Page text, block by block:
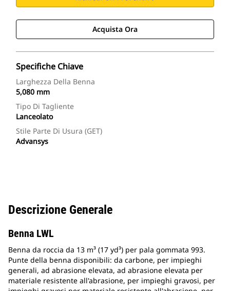
Acquista Ora
Specifiche Chiave
Larghezza Della Benna
5,080 mm
Tipo Di Tagliente
Lanceolato
Stile Parte Di Usura (GET)
Advansys
Descrizione Generale
Benna LWL
Benna da roccia da 13 m³ (17 yd³) per pala gommata 993.
Punte della benna disponibili: da carbone, per impieghi
generali, ad abrasione elevata, ad abrasione elevata per
materiale resistente all'abrasione, per impieghi gravosi, per